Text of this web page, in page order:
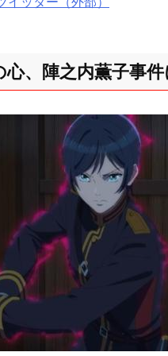
、陣之内薫子事